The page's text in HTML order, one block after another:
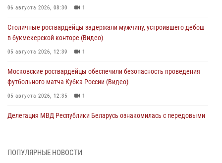
06 августа 2026, 08:30 1
Столичные росгвардейцы задержали мужчину, устроившего дебош
в букмекерской конторе (Видео)
05 августа 2026, 12:39 1
Московские росгвардейцы обеспечили безопасность проведения
футбольного матча Кубка России (Видео)
05 августа 2026, 12:35 1
Делегация МВД Республики Беларусь ознакомилась с передовыми
ПОПУЛЯРНЫЕ НОВОСТИ